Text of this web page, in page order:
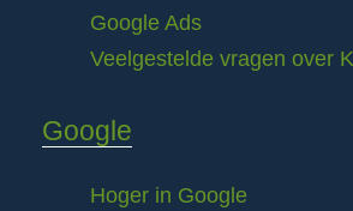
Google Ads
Veelgestelde vragen over
Google
Hoger in Google